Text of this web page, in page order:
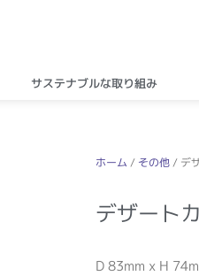
サステナブルな取り組み
ホーム / その他 / デ
デザート
D 83mm x H